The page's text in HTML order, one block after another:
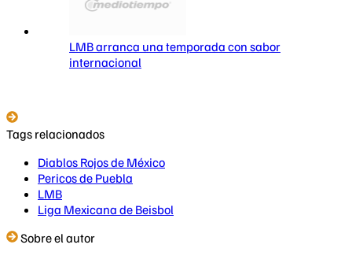
LMB arranca una temporada con sabor
internacional
Tags relacionados
Diablos Rojos de México
Pericos de Puebla
LMB
Liga Mexicana de Beisbol
Sobre el autor